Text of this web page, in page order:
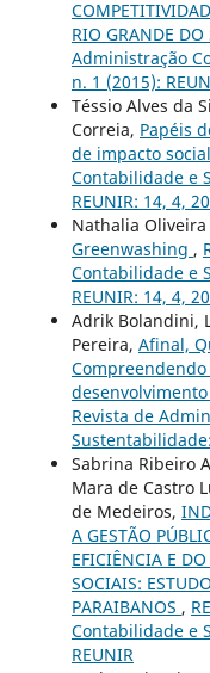
RIO GRANDE DO
Administração
n. 1 (2015):
Téssio Alves da
Correia, Papéis
de impacto social
Contabilidade e
REUNIR: 14, 4,
Nathalia
Greenwashing ,
Contabilidade e
REUNIR: 14, 4,
Adrik Bolandini,
Pereira, Afinal,
Revista de
Sabrina Ribeiro
Mara de Castro
de Medeiros,
A GESTÃO
EFICIÊNCIA E
SOCIAIS:
PARAIBANOS ,
Contabilidade e
REUNIR